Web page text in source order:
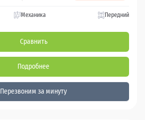
Механика Передний
Сравнить
Подробнее
Перезвоним за минуту